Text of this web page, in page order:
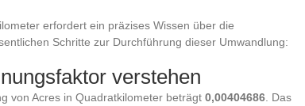
erfordert ein präzises Wissen über die
Schritte zur Durchführung dieser Umwandlung:
verstehen
von Acres in Quadratkilometer beträgt 0,00404686 . Das